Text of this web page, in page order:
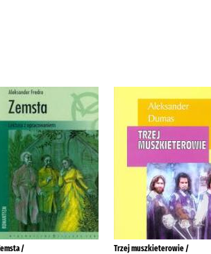
/
Trzej muszkieterowie /